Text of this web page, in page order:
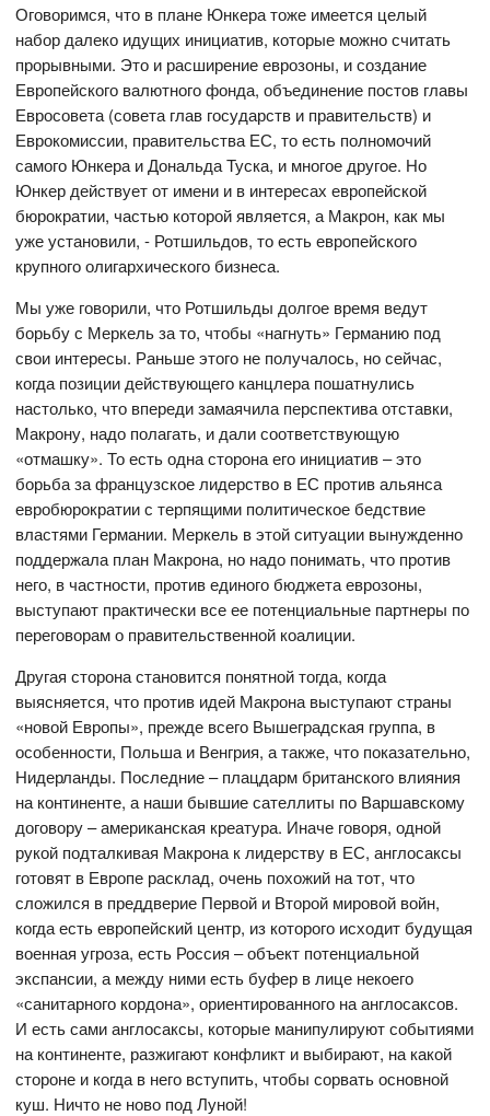
Оговоримся, что в плане Юнкера тоже имеется целый
набор далеко идущих инициатив, которые можно считать
прорывными. Это и расширение еврозоны, и создание
Европейского валютного фонда, объединение постов главы
Евросовета (совета глав государств и правительств) и
Еврокомиссии, правительства ЕС, то есть полномочий
самого Юнкера и Дональда Туска, и многое другое. Но
Юнкер действует от имени и в интересах европейской
бюрократии, частью которой является, а Макрон, как мы
уже установили, - Ротшильдов, то есть европейского
крупного олигархического бизнеса.
Мы уже говорили, что Ротшильды долгое время ведут
борьбу с Меркель за то, чтобы «нагнуть» Германию под
свои интересы. Раньше этого не получалось, но сейчас,
когда позиции действующего канцлера пошатнулись
настолько, что впереди замаячила перспектива отставки,
Макрону, надо полагать, и дали соответствующую
«отмашку». То есть одна сторона его инициатив – это
борьба за французское лидерство в ЕС против альянса
евробюрократии с терпящими политическое бедствие
властями Германии. Меркель в этой ситуации вынужденно
поддержала план Макрона, но надо понимать, что против
него, в частности, против единого бюджета еврозоны,
выступают практически все ее потенциальные партнеры по
переговорам о правительственной коалиции.
Другая сторона становится понятной тогда, когда
выясняется, что против идей Макрона выступают страны
«новой Европы», прежде всего Вышеградская группа, в
особенности, Польша и Венгрия, а также, что показательно,
Нидерланды. Последние – плацдарм британского влияния
на континенте, а наши бывшие сателлиты по Варшавскому
договору – американская креатура. Иначе говоря, одной
рукой подталкивая Макрона к лидерству в ЕС, англосаксы
готовят в Европе расклад, очень похожий на тот, что
сложился в преддверие Первой и Второй мировой войн,
когда есть европейский центр, из которого исходит будущая
военная угроза, есть Россия – объект потенциальной
экспансии, а между ними есть буфер в лице некоего
«санитарного кордона», ориентированного на англосаксов.
И есть сами англосаксы, которые манипулируют событиями
на континенте, разжигают конфликт и выбирают, на какой
стороне и когда в него вступить, чтобы сорвать основной
куш. Ничто не ново под Луной!